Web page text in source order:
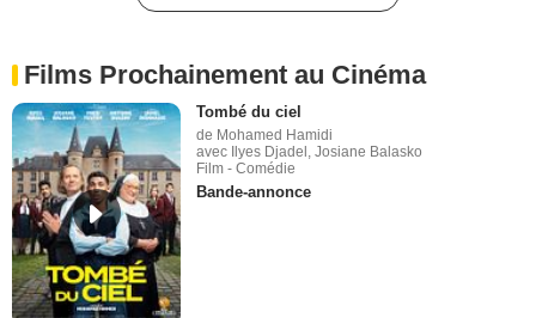
Films Prochainement au Cinéma
Tombé du ciel
de Mohamed Hamidi
avec Ilyes Djadel, Josiane Balasko
Film - Comédie
Bande-annonce